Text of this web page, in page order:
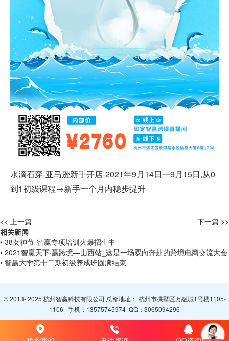
水滴石穿-亚马逊新手开店-2021年9月14日一9月15日,从0
到1初级课程→新手一个月内稳步提升
<< 上一篇
下一篇 >>
相关新闻
• 38女神节-智赢专项培训火爆招生中
• 2021智赢天下·赢跨境—山西站_这是一场双向奔赴的跨境电商交流大会
• 智赢大学第十二期初级养成班圆满结束
© 2013- 2025 杭州智赢科技有限公司 总部地址： 杭州市拱墅区万融城1号楼1105-
1106 手机： 13575745974 QQ： 3065094296